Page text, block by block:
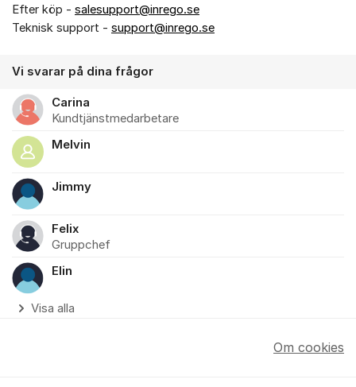
Efter köp - salesupport@inrego.se
Teknisk support - support@inrego.se
Vi svarar på dina frågor
Carina
Kundtjänstmedarbetare
Melvin
Jimmy
Felix
Gruppchef
Elin
Visa alla
Om cookies